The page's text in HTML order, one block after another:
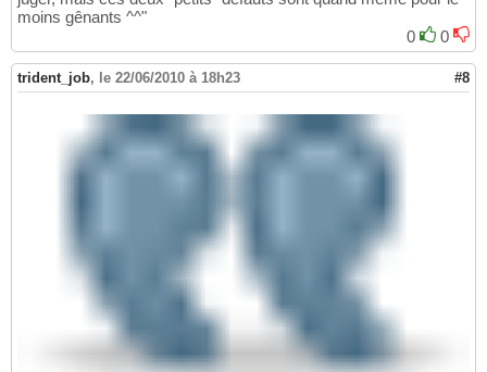
moins gênants ^^"
0
0
trident_job, le 22/06/2010 à 18h23 #8